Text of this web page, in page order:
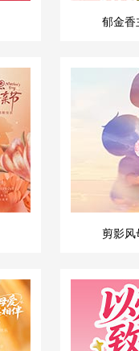
郁金香
剪影风